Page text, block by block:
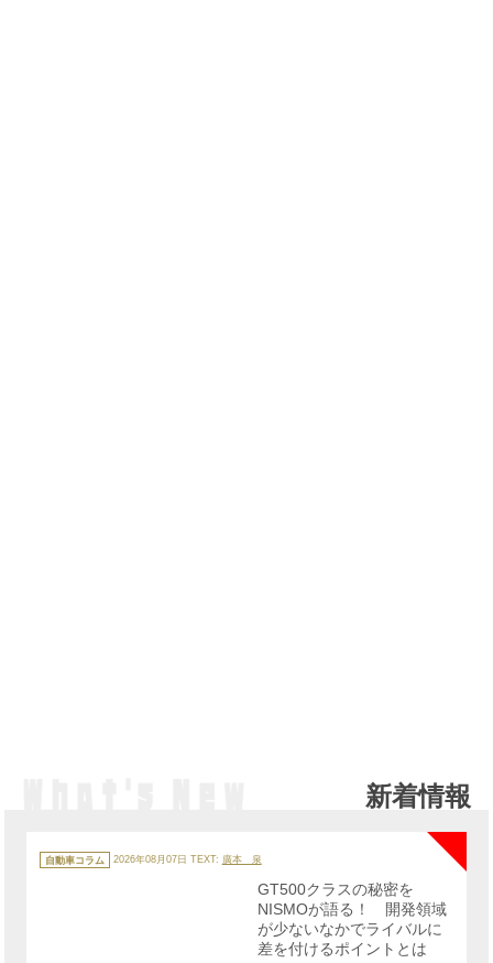
新着情報
テ
ゴ
自動車コラム 2026年08月07日 TEXT: 廣本 泉
NEW
GT500クラスの秘密を
NISMOが語る！ 開発領域
が少ないなかでライバルに
差を付けるポイントとは